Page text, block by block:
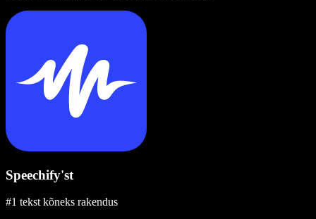
Speechify'st
#1 tekst kõneks rakendus